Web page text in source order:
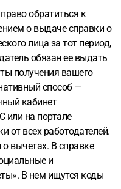
обратиться к
о выдаче справки о
лица за тот период,
обязан ее выдать
получения вашего
способ —
кабинет
или на портале
от всех работодателей.
вычетах. В справке
и
В нем ищутся коды